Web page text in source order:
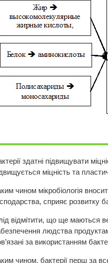
здатні підвищувати
міцність та
чином мікробіологія
сприяє розвитку
відмітити, що ще маються
людства
за використанням
чином, бактерії перш за